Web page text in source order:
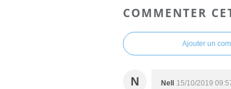
COMMENTER
Ajouter un
N Nell
15/10/2019